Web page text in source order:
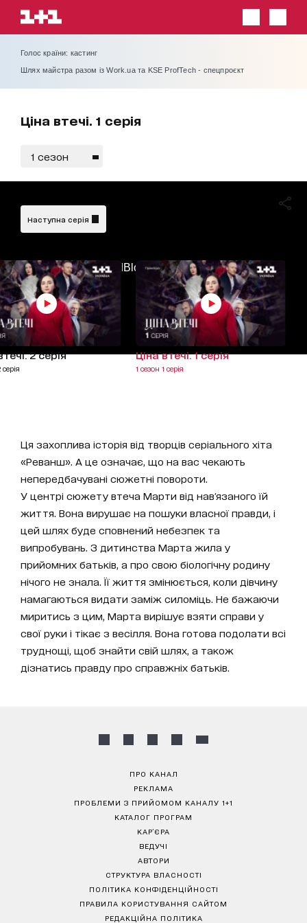
Голос країни: кастинг
Шлях майстра разом із Work.ua та KSE ProfTech - спецпроєкт
Ціна втечі. 1 серія
1 сезон
AdBlockDetected!
Наступна серія
2 серія
серія
Ціна втечі. 1 серія
1 сезон 1 серія
Ця захоплива історія від творців серіального хіта
«Реванш». А це означає, що на вас чекають
непередбачувані сюжетні повороти.
У центрі сюжету втеча Марти від нав'язаного їй
життя. Вона вирушає на пошуки власної правди, і
цей шлях буде сповнений небезпек та
випробувань. З дитинства Марта жила у
прийомних батьків, а про свою біологічну родину
нічого не знала. Її життя змінюється, коли дівчину
намагаються видати заміж силоміць. Не бажаючи
миритись з цим, Марта вирішує взяти справи у
свої руки і тікає з весілля. Вона готова подолати всі
труднощі, щоб знайти свій шлях, а також
дізнатись правду про справжніх батьків.
ПРО КАНАЛ
РЕКЛАМА
ПРОБЛЕМИ З ПРИЙОМОМ КАНАЛУ 1+1
КАТАЛОГ ПРОГРАМ
КАР’ЄРА
ВЕДУЧІ
АВТОРИ
СТРУКТУРА ВЛАСНОСТІ
ПОЛІТИКА КОНФІДЕНЦІЙНОСТІ
ПРАВИЛА КОРИСТУВАННЯ САЙТОМ
РЕДАКЦІЙНА ПОЛІТИКА